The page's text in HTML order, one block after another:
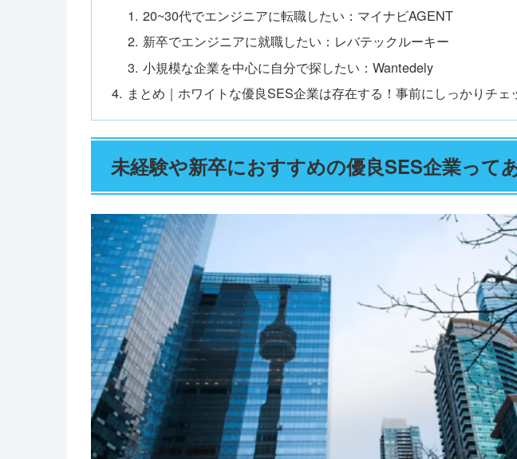
20~30代でエンジニアに転職したい：マイナビAGENT
新卒でエンジニアに就職したい：レバテックルーキー
小規模な企業を中心に自分で探したい：Wantedely
まとめ｜ホワイトな優良SES企業は存在する！事前にしっかりチェ
未経験や新卒におすすめの優良SES企業って